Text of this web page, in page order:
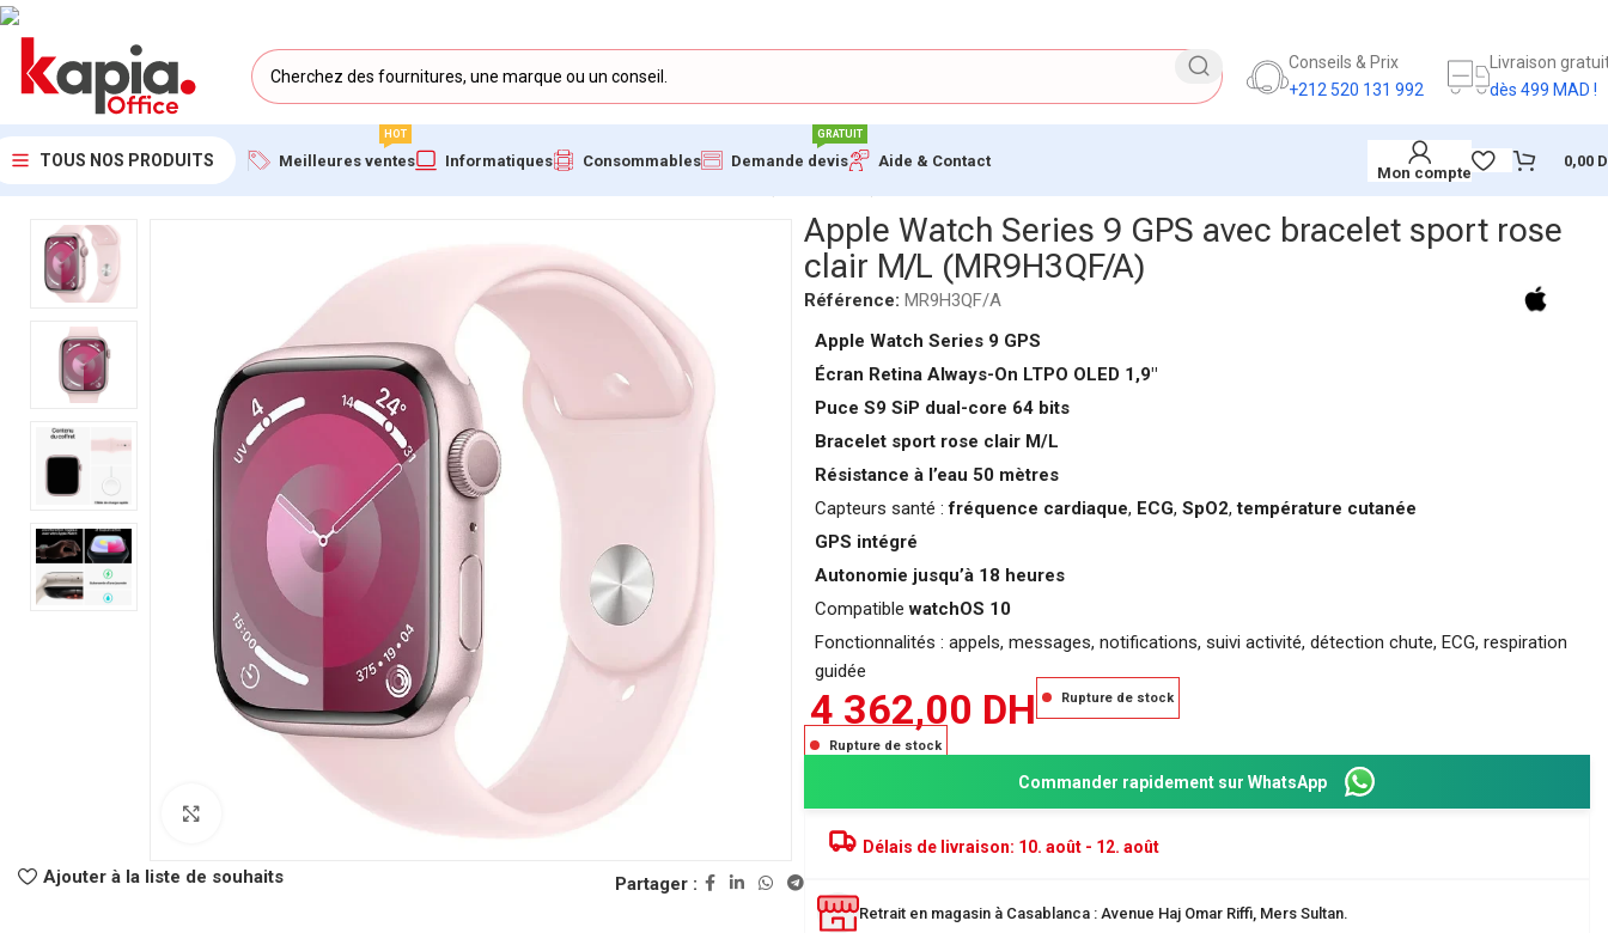
Conseils & Prix
+212 520 131 992
Livraison
dès 499 MAD !
TOUS NOS PRODUITS
Nuageux - Idéal pour l'organisation
Meilleures ventes
HOT
Informatiques Consommables Demande devis
GRATUIT
Aide & Contact
Mon compte
0,00
Accueil/KAPIA OFFICE MAROC
Ajouter à la liste de souhaits Partager :
Apple Watch Series 9 GPS avec bracelet sport rose
clair M/L (MR9H3QF/A)
Référence: MR9H3QF/A
Apple Watch Series 9 GPS
Écran Retina Always-On LTPO OLED 1,9″
Puce S9 SiP dual-core 64 bits
Bracelet sport rose clair M/L
Résistance à l’eau 50 mètres
Capteurs santé :fréquence cardiaque, ECG, SpO2,température cutanée
GPS intégré
Autonomie jusqu’à 18 heures
CompatiblewatchOS 10
Fonctionnalités : appels, messages, notifications, suivi activité, détection chute, ECG, respiration
guidée
4 362,00 DH Rupture de stock
Rupture de stock
Commander rapidement sur WhatsApp
Délais de livraison: 10. août - 12. août
Retrait en magasin à Casablanca : Avenue Haj Omar Riffi, Mers Sultan.